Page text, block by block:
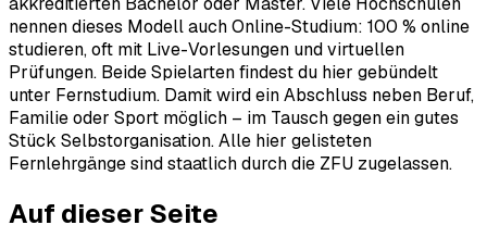
nennen dieses Modell auch Online-Studium: 100 % online
studieren, oft mit Live-Vorlesungen und virtuellen
Prüfungen. Beide Spielarten findest du hier gebündelt
unter Fernstudium. Damit wird ein Abschluss neben Beruf,
Familie oder Sport möglich – im Tausch gegen ein gutes
Stück Selbstorganisation. Alle hier gelisteten
Fernlehrgänge sind staatlich durch die ZFU zugelassen.
Auf dieser Seite